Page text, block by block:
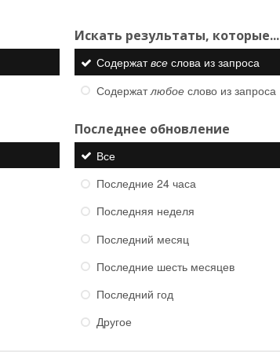
Искать результаты, которые...
Содержатвсеслова из запроса
Содержатлюбоеслово из запроса
Последнее обновление
Все
Последние 24 часа
Последняя неделя
Последний месяц
Последние шесть месяцев
Последний год
Другое